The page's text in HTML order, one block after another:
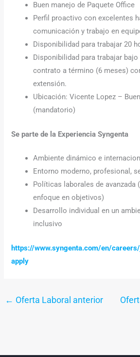
Buen manejo de Paquete Office
Perfil proactivo con excelentes
comunicación y trabajo en
Disponibilidad para trabajar 20
Disponibilidad para trabajar
contrato a término (6 meses)
extensión.
Ubicación: Vicente Lopez –
(mandatorio)
Se parte de la Experiencia Syngenta
Ambiente dinámico e
Entorno moderno, profesional,
Políticas laborales de avanzada
enfoque en objetivos)
Desarrollo individual en un
inclusivo
https://www.syngenta.com/en/
apply
← Oferta Laboral anterior